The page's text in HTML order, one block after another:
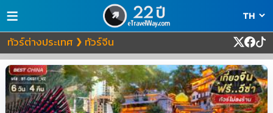
≡
ทัวร์ต่างประเทศ ❯ ทัวร์จีน